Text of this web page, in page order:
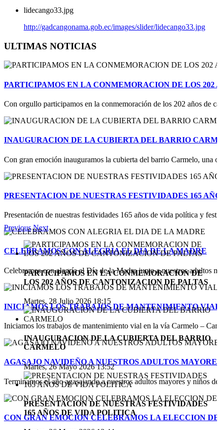
lidecango33.jpg
http://gadcangonama.gob.ec/images/slider/lidecango33.jpg
ULTIMAS NOTICIAS
PARTICIPAMOS EN LA CONMEMORACION DE LOS 202
Con orgullo participamos en la conmemoración de los 202 años de
INAUGURACION DE LA CUBIERTA DEL BARRIO
Con gran emoción inauguramos la cubierta del barrio Carmelo, una
PRESENTACION DE NUESTRAS FESTIVIDADES 165
Presentación de nuestras festividades 165 años de vida política y
CELEBRAMOS CON ALEGRIA EL DIA DE LA MADRE
Celebramos con alegría el Día de la Madre junto a nuestros adultos
INICIAMOS LOS TRABAJOS DE MANTENIMIENTO
Iniciamos los trabajos de mantenimiento vial en la vía Carmelo –
AGASAJO NAVIDEÑO A NUESTROS ADULTOS
Terminamos el año agasajando a nuestros adultos mayores y niños
CON GRAN EMOCION CELEBRAMOS LA ELECCION
Previous Next
PARTICIPAMOS EN LA CONMEMORACION DE
LOS 202 AÑOS DE CANTONIZACION DE PALTAS
Martes, 28 Julio 2026 18:15
INAUGURACION DE LA CUBIERTA DEL BARRIO
CARMELO
Martes, 26 Mayo 2026 13:52
PRESENTACION DE NUESTRAS FESTIVIDADES
165 AÑOS DE VIDA POLITICA